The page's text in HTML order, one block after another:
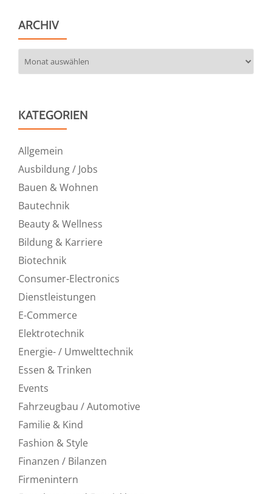
ARCHIV
KATEGORIEN
Allgemein
Ausbildung / Jobs
Bauen & Wohnen
Bautechnik
Beauty & Wellness
Bildung & Karriere
Biotechnik
Consumer-Electronics
Dienstleistungen
E-Commerce
Elektrotechnik
Energie- / Umwelttechnik
Essen & Trinken
Events
Fahrzeugbau / Automotive
Familie & Kind
Fashion & Style
Finanzen / Bilanzen
Firmenintern